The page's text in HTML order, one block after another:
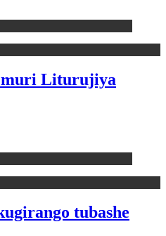
muri Liturujiya
tubashe